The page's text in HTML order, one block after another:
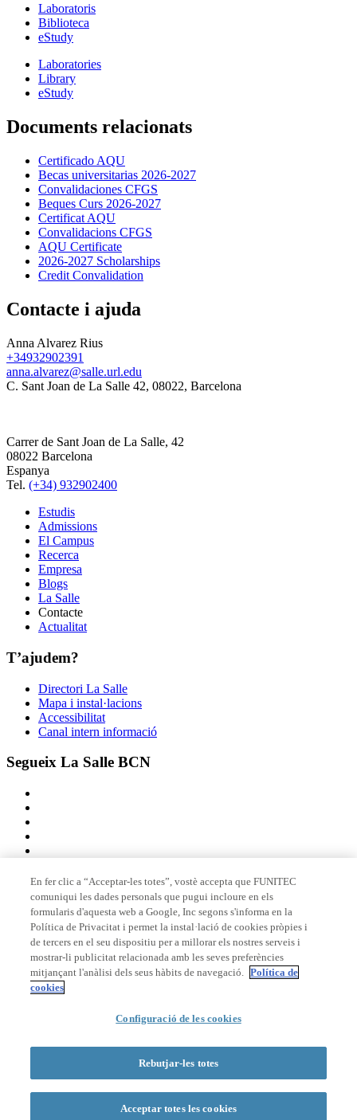
Laboratoris
Biblioteca
eStudy
Laboratories
Library
eStudy
Documents relacionats
Certificado AQU
Becas universitarias 2026-2027
Convalidaciones CFGS
Beques Curs 2026-2027
Certificat AQU
Convalidacions CFGS
AQU Certificate
2026-2027 Scholarships
Credit Convalidation
Contacte i ajuda
Anna Alvarez Rius
+34932902391
anna.alvarez@salle.url.edu
C. Sant Joan de La Salle 42, 08022, Barcelona
Carrer de Sant Joan de La Salle, 42
08022 Barcelona
Espanya
Tel. (+34) 932902400
Estudis
Admissions
El Campus
Recerca
Empresa
Blogs
La Salle
Contacte
Actualitat
T’ajudem?
Directori La Salle
Mapa i instal·lacions
Accessibilitat
Canal intern informació
Segueix La Salle BCN
Membre de
Acreditacions
© 2026 La Salle Campus Barcelona - URL |Avís legal
Formulari de cerca
En fer clic a “Acceptar-les totes”, vostè accepta que FUNITEC
comuniqui les dades personals que pugui incloure en els
formularis d'aquesta web a Google, Inc segons s'informa en la
Política de Privacitat i permet la instal·lació de cookies pròpies i
de tercers en el seu dispositiu per a millorar els nostres serveis i
mostrar-li publicitat relacionada amb les seves preferències
mitjançant l'anàlisi dels seus hàbits de navegació. Política de
cookies
Configuració de les cookies
Rebutjar-les totes
Acceptar totes les cookies